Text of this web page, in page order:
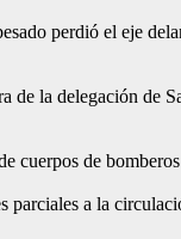
perdió el eje
de la delegación de
cuerpos de
parciales a la